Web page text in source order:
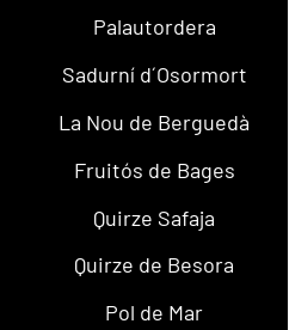
Palautordera
Sadurní d´Osormort
La Nou de Berguedà
Fruitós de Bages
Quirze Safaja
Quirze de Besora
Pol de Mar